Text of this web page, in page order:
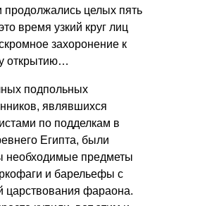
продолжались целых пять
время узкий круг лиц
захоронение к
открытию…
подпольных
являвшихся
по подделкам в
Египта, были
необходимые предметы
и барельефы с
царствования фараона.